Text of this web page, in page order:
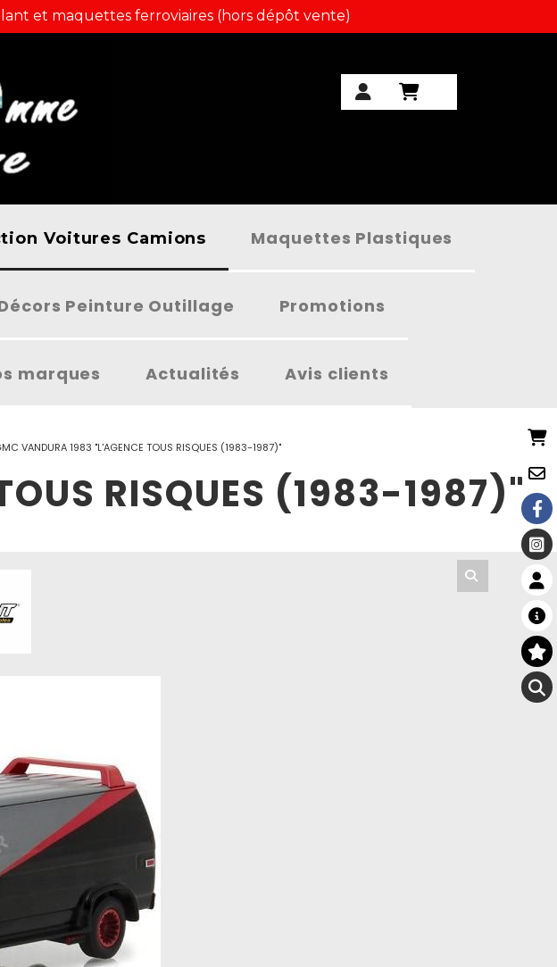
et maquettes ferroviaires (hors dépôt vente)
Voitures Camions Maquettes Plastiques
Peinture Outillage Promotions
marques Actualités Avis clients
VANDURA 1983 "L'AGENCE TOUS RISQUES (1983-1987)"
RISQUES (1983-1987)"